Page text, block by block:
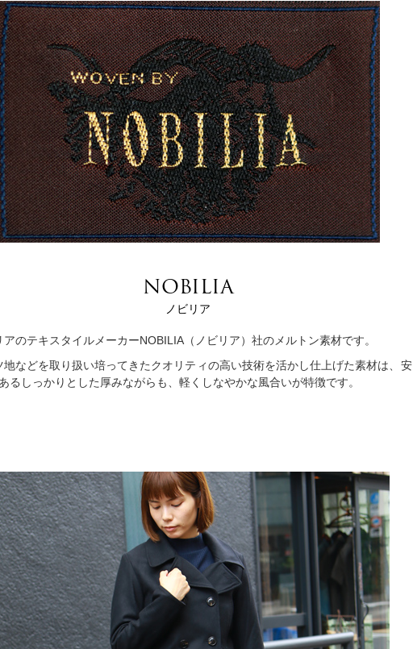
NOBILIA
ノビリア
アのテキスタイルメーカーNOBILIA（ノビリア）社のメルトン素材です。
地などを取り扱い培ってきたクオリティの高い技術を活かし仕上げた素材は、安
るしっかりとした厚みながらも、軽くしなやかな風合いが特徴です。